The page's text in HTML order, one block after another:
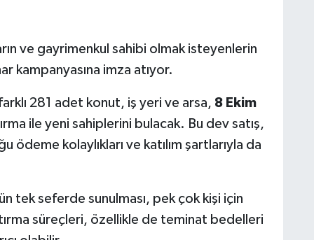
ve gayrimenkul sahibi olmak isteyenlerin
kampanyasına imza atıyor.
281 adet konut, iş yeri ve arsa, 8 Ekim
ile yeni sahiplerini bulacak. Bu dev satış,
kolaylıkları ve katılım şartlarıyla da
tek seferde sunulması, pek çok kişi için
süreçleri, özellikle de teminat bedelleri